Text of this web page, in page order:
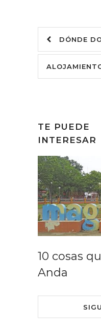
DÓNDE
TE PUEDE
INTERESAR
10 cosas
Anda